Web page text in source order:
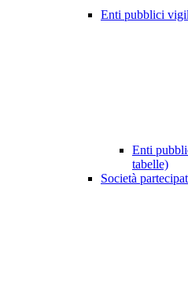
Enti pubblici
Enti
tabelle)
Società